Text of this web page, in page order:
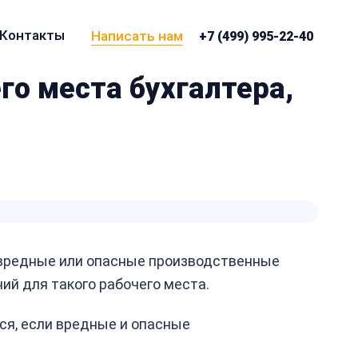
Контакты Написать нам +7 (499) 995-22-40
места бухгалтера,
или опасные производственные
для такого рабочего места.
если вредные и опасные